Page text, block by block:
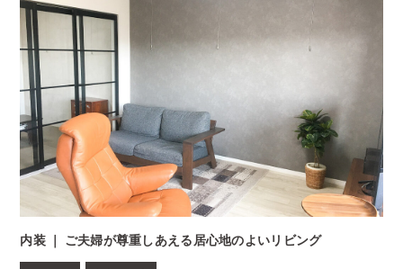
内装 ｜ ご夫婦が尊重しあえる居心地のよいリビング